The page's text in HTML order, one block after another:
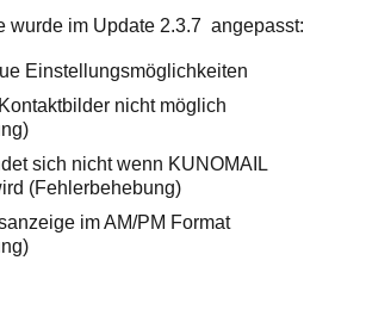
wurde im Update 2.3.7 angepasst:
Einstellungsmöglichkeiten
nicht möglich
sich nicht wenn KUNOMAIL
(Fehlerbehebung)
im AM/PM Format